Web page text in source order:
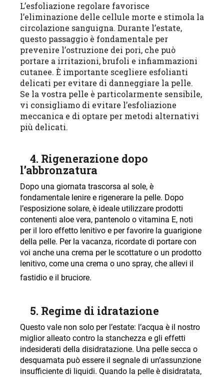
L’esfoliazione regolare favorisce
l’eliminazione delle cellule morte e stimola la
circolazione sanguigna. Durante l’estate,
questo passaggio è fondamentale per
prevenire l’ostruzione dei pori, che può
portare a irritazioni, brufoli e infiammazioni
cutanee. È importante scegliere esfolianti
delicati per evitare di danneggiare la pelle.
Se la vostra pelle è particolarmente sensibile,
vi consigliamo di evitare l’esfoliazione
meccanica e di optare per metodi alternativi
più delicati.
4. Rigenerazione dopo
l’abbronzatura
Dopo una giornata trascorsa al sole, è
fondamentale lenire e rigenerare la pelle. Dopo
l’esposizione solare, è ideale utilizzare prodotti
contenenti aloe vera, pantenolo o vitamina E, noti
per il loro effetto lenitivo e per favorire la guarigione
della pelle. Per la vacanza, ricordate di portare con
voi anche una crema per le scottature o un prodotto
lenitivo, come una crema o uno spray, che allevi il
fastidio e il bruciore.
5. Regime di idratazione
Questo vale non solo per l’estate: l’acqua è il nostro
miglior alleato contro la stanchezza e gli effetti
indesiderati della disidratazione. Una pelle secca o
desquamata può essere il segnale di un’assunzione
insufficiente di liquidi. Quando la pelle è disidratata,